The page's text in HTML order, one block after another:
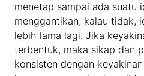
menetap sampai ada suatu
menggantikan, kalau tidak,
lebih lama lagi. Jika
terbentuk, maka sikap dan
konsisten dengan